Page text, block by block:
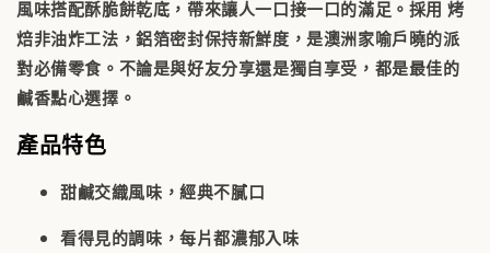
風味搭配酥脆餅乾底，帶來讓人一口接一口的滿足。採用 烤
焙非油炸工法 ，鋁箔密封保持新鮮度，是澳洲家喻戶曉的派
對必備零食。不論是與好友分享還是獨自享受，都是最佳的
鹹香點心選擇。
產品特色
甜鹹交織風味 ，經典不膩口
看得見的調味 ，每片都濃郁入味